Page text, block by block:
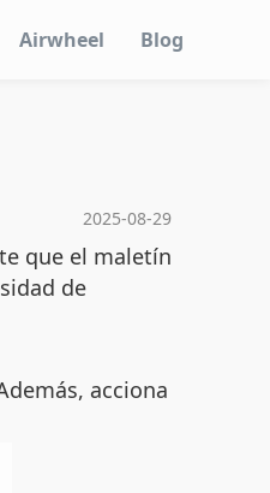
Airwheel Blog
2025-08-29
que el maletín
de
acciona